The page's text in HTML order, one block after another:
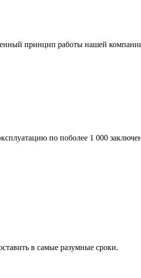
принцип работы нашей
по поболее 1 000
в самые разумные сроки.